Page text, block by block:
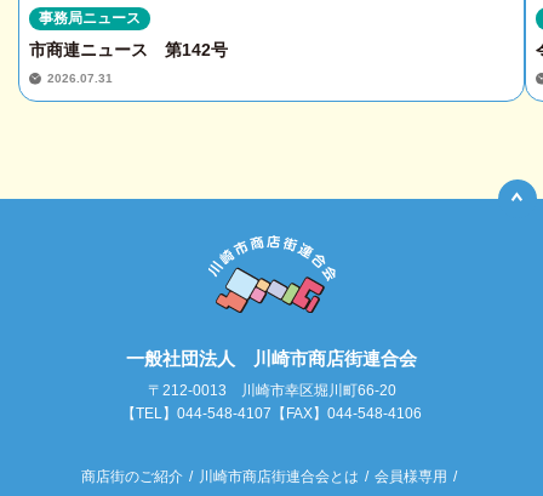
市商連ニュース 第142号
2026.07.31
事務局ニュース
一般社団法人 川崎市商店街連合会
〒212-0013 川崎市幸区堀川町66-20
【TEL】044-548-4107【FAX】044-548-4106
商店街のご紹介 川崎市商店街連合会とは
会員様専用